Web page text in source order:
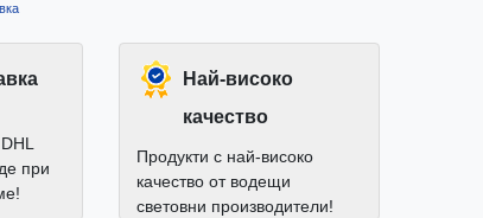
при
Най-високо
качество
Продукти с най-високо
качество от водещи
световни производители!